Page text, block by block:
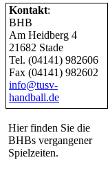
Kontakt:
BHB
Am Heidberg 4
21682 Stade
Tel. (04141) 982606
Fax (04141) 982602
info@tusv-
handball.de
Hier finden Sie die
BHBs vergangener
Spielzeiten.